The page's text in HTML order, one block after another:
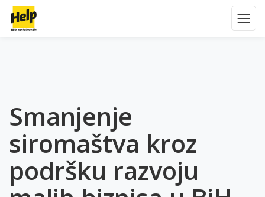
Smanjenje
siromaštva kroz
podršku razvoju